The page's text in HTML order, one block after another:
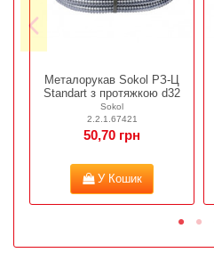
Металорукав Sokol РЗ-Ц
Standart з протяжкою d32
Sokol
2.2.1.67421
50,70 грн
У Кошик